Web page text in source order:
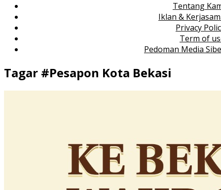
Tentang
Iklan &
Privacy
Term of
Pedoman Media
Tagar #Pesapon Kota Bekasi